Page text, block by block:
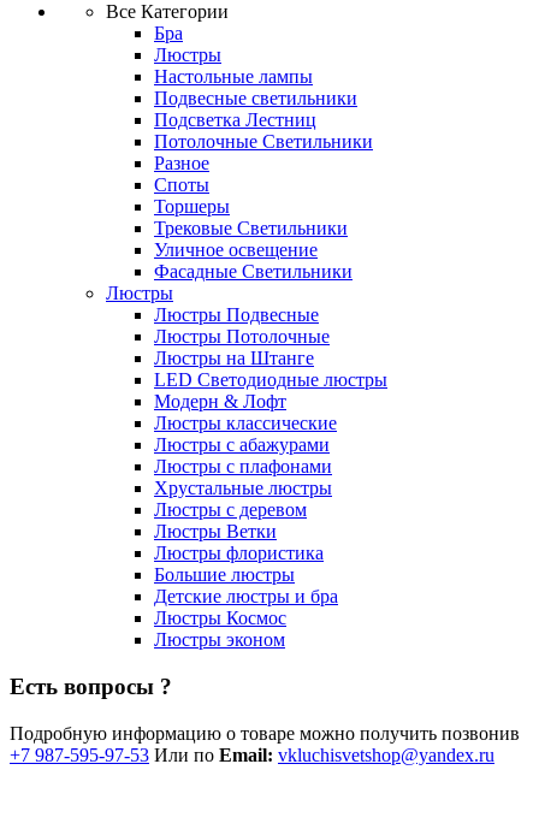
Все Категории
Бра
Люстры
Настольные лампы
Подвесные светильники
Подсветка Лестниц
Потолочные Светильники
Разное
Споты
Торшеры
Трековые Светильники
Уличное освещение
Фасадные Светильники
Люстры
Люстры Подвесные
Люстры Потолочные
Люстры на Штанге
LED Светодиодные люстры
Модерн & Лофт
Люстры классические
Люстры с абажурами
Люстры с плафонами
Хрустальные люстры
Люстры с деревом
Люстры Ветки
Люстры флористика
Большие люстры
Детские люстры и бра
Люстры Космос
Люстры эконом
Есть вопросы ?
Подробную информацию о товаре можно получить позвонив
+7 987-595-97-53 Или по Email: vkluchisvetshop@yandex.ru